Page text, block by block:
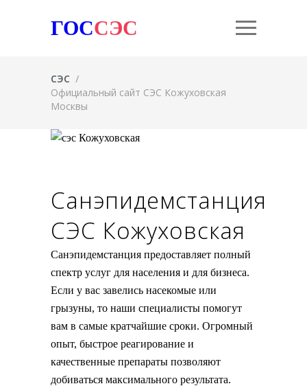
ГОССЭС
СЭС /
Официальный сайт СЭС Кожуховская
Москвы
Санэпидемстанция
СЭС Кожуховская
Санэпидемстанция предоставляет полный
спектр услуг для населения и для бизнеса.
Если у вас завелись насекомые или
грызуны, то наши специалисты помогут
вам в самые кратчайшие сроки. Огромный
опыт, быстрое реагирование и
качественные препараты позволяют
добиваться максимального результата.